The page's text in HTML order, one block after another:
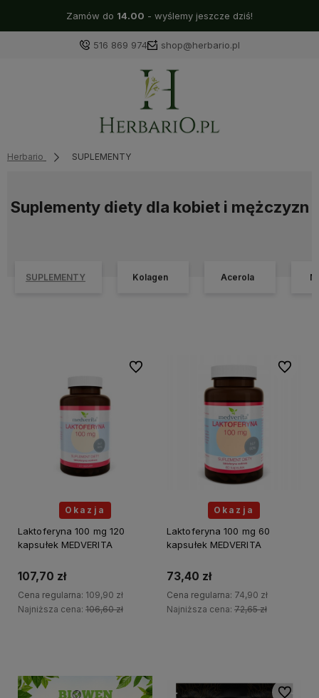
Zamów do 14.00 - wyślemy jeszcze dziś!
516 869 974 shop@herbario.pl
Herbario SUPLEMENTY
Suplementy diety dla kobiet i mężczyzn
SUPLEMENTY Kolagen Acerola
Okazja
Laktoferyna 100 mg 120
kapsułek MEDVERITA
107,70 zł
Cena regularna: 109,90 zł
Najniższa cena: 106,60 zł
Do ulubionych
Okazja
Laktoferyna 100 mg 60
kapsułek MEDVERITA
73,40 zł
Cena regularna: 74,90 zł
Najniższa cena: 72,65 zł
Do
Do